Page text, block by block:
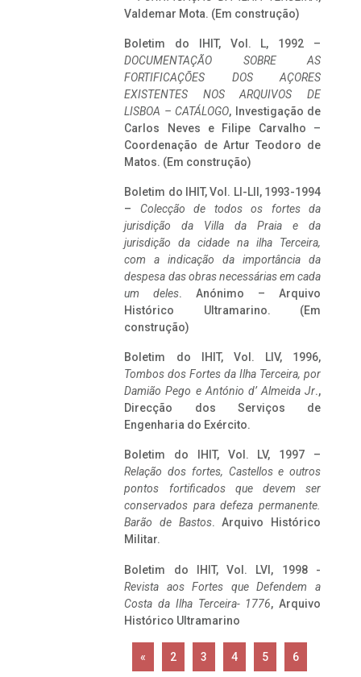
Valdemar Mota. (Em construção)
Boletim do IHIT, Vol. L, 1992 –
DOCUMENTAÇÃO SOBRE AS
FORTIFICAÇÕES DOS AÇORES
EXISTENTES NOS ARQUIVOS DE
LISBOA – CATÁLOGO, Investigação de
Carlos Neves e Filipe Carvalho –
Coordenação de Artur Teodoro de
Matos. (Em construção)
Boletim do IHIT, Vol. LI-LII, 1993-1994
– Colecção de todos os fortes da
jurisdição da Villa da Praia e da
jurisdição da cidade na ilha Terceira,
com a indicação da importância da
despesa das obras necessárias em cada
um deles. Anónimo – Arquivo
Histórico Ultramarino. (Em
construção)
Boletim do IHIT, Vol. LIV, 1996,
Tombos dos Fortes da Ilha Terceira, por
Damião Pego e António d’ Almeida Jr.,
Direcção dos Serviços de
Engenharia do Exército.
Boletim do IHIT, Vol. LV, 1997 –
Relação dos fortes, Castellos e outros
pontos fortificados que devem ser
conservados para defeza permanente.
Barão de Bastos. Arquivo Histórico
Militar.
Boletim do IHIT, Vol. LVI, 1998 -
Revista aos Fortes que Defendem a
Costa da Ilha Terceira- 1776, Arquivo
Histórico Ultramarino
« 2 3 4 5 6